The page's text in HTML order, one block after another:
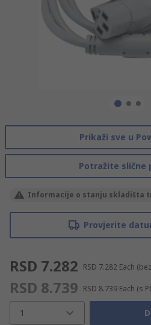
Prikaži sve u
Potražite slične
Informacije o stanju skladišta
Provjerite
RSD 7.282 RSD 7.282 Each
RSD 8.739 RSD 8.739 Each (s
1